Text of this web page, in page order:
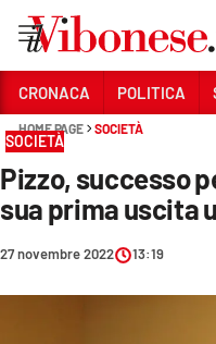
Sezioni
CRONACA
POLITICA
SANITÀ
CRONACA POLITICA
HOME PAGE SOCIETÀ
SOCIETÀ
Pizzo, successo
sua prima uscita
27 novembre 2022 13:19